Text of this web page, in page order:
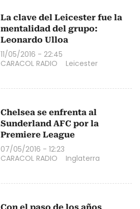
La clave del Leicester fue la
mentalidad del grupo:
Leonardo Ulloa
11/05/2016 - 22:45
CARACOL RADIO
Leicester
Chelsea se enfrenta al
Sunderland AFC por la
Premiere League
07/05/2016 - 12:23
CARACOL RADIO
Inglaterra